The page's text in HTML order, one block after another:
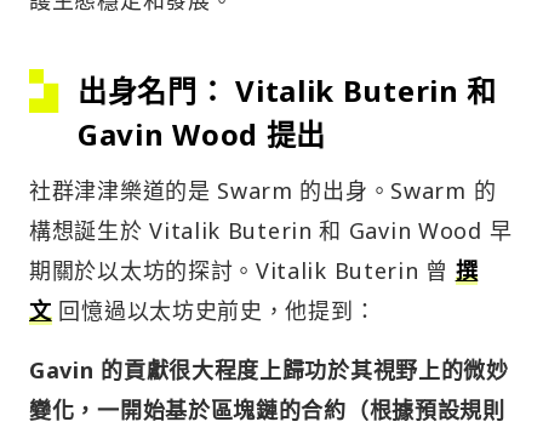
出身名門： Vitalik Buterin 和
Gavin Wood 提出
社群津津樂道的是 Swarm 的出身。Swarm 的
構想誕生於 Vitalik Buterin 和 Gavin Wood 早
期關於以太坊的探討。Vitalik Buterin 曾 撰
文回憶過以太坊史前史，他提到：
Gavin 的貢獻很大程度上歸功於其視野上的微妙
變化，一開始基於區塊鏈的合約（根據預設規則